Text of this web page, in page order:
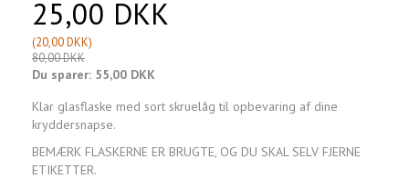
25,00 DKK
(20,00 DKK)
80,00 DKK
Du sparer: 55,00 DKK
Klar glasflaske med sort skruelåg til opbevaring af dine
kryddersnapse.
BEMÆRK FLASKERNE ER BRUGTE, OG DU SKAL SELV FJERNE
ETIKETTER.